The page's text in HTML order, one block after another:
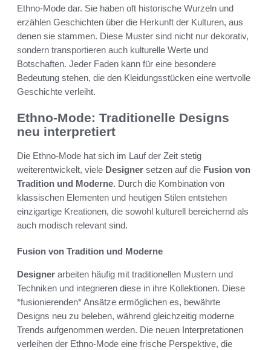
Ethno-Mode dar. Sie haben oft historische Wurzeln und
erzählen Geschichten über die Herkunft der Kulturen, aus
denen sie stammen. Diese Muster sind nicht nur dekorativ,
sondern transportieren auch kulturelle Werte und
Botschaften. Jeder Faden kann für eine besondere
Bedeutung stehen, die den Kleidungsstücken eine wertvolle
Geschichte verleiht.
Ethno-Mode: Traditionelle Designs
neu interpretiert
Die Ethno-Mode hat sich im Lauf der Zeit stetig
weiterentwickelt, viele Designer setzen auf die Fusion von
Tradition und Moderne. Durch die Kombination von
klassischen Elementen und heutigen Stilen entstehen
einzigartige Kreationen, die sowohl kulturell bereichernd als
auch modisch relevant sind.
Fusion von Tradition und Moderne
Designer arbeiten häufig mit traditionellen Mustern und
Techniken und integrieren diese in ihre Kollektionen. Diese
*fusionierenden* Ansätze ermöglichen es, bewährte
Designs neu zu beleben, während gleichzeitig moderne
Trends aufgenommen werden. Die neuen Interpretationen
verleihen der Ethno-Mode eine frische Perspektive, die